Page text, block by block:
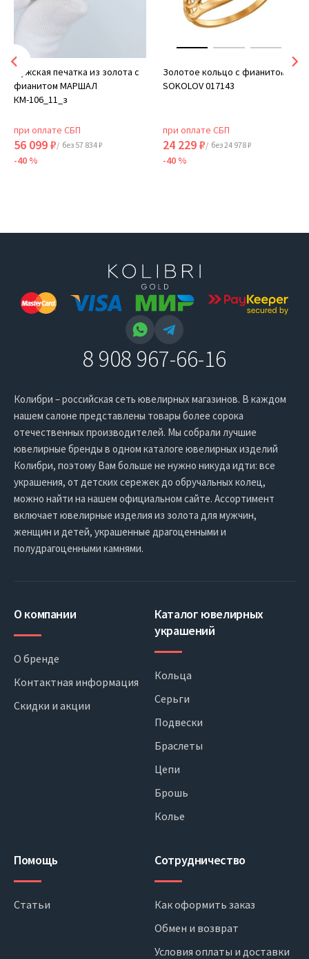
Мужская печатка из золота с
фианитом МАРШАЛ
КМ-106_11_з
при оплате СБП
56 099 ₽/ без 57 834 ₽
-40 %
Золотое кольцо с фианитом
SOKOLOV 017143
при оплате СБП
24 229 ₽/ без 24 978 ₽
-40 %
8 908 967-66-16
Колибри – российская сеть ювелирных магазинов. В каждом
нашем салоне представлены товары более сорока
отечественных производителей. Мы собрали лучшие
ювелирные бренды в одном каталоге ювелирных изделий
Колибри, поэтому Вам больше не нужно никуда идти: все
украшения, от детских сережек до обручальных колец,
можно найти на нашем официальном сайте. Ассортимент
включает ювелирные изделия из золота для мужчин,
женщин и детей, украшенные драгоценными и
полудрагоценными камнями.
О компании
О бренде
Контактная информация
Скидки и акции
Каталог ювелирных
украшений
Кольца
Серьги
Подвески
Браслеты
Цепи
Брошь
Колье
Помощь
Статьи
Сотрудничество
Как оформить заказ
Обмен и возврат
Условия оплаты и доставки